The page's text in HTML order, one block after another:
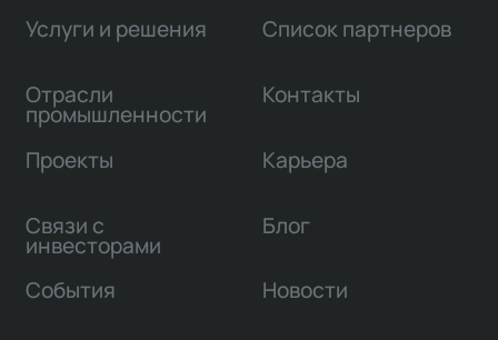
Услуги и решения
Отрасли
промышленности
Проекты
Связи с
инвесторами
Список партнеров
Контакты
Карьера
Блог
События Новости